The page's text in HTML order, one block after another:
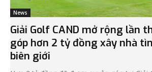
News
Giải Golf CAND mở rộng lần
góp hơn 2 tỷ đồng xây nhà
biên giới